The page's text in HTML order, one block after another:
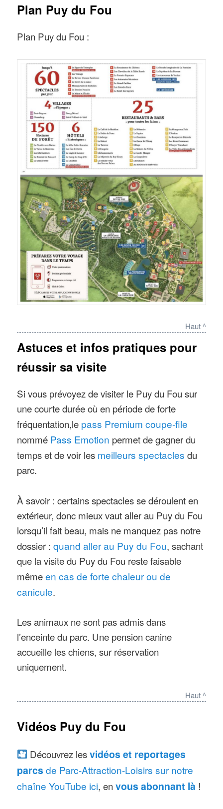
Plan Puy du Fou
Plan Puy du Fou :
Haut ^
Astuces et infos pratiques pour
réussir sa visite
Si vous prévoyez de visiter le Puy du Fou sur
une courte durée où en période de forte
fréquentation,le pass Premium coupe-file
nommé Pass Emotion permet de gagner du
temps et de voir les meilleurs spectacles du
parc.
À savoir : certains spectacles se déroulent en
extérieur, donc mieux vaut aller au Puy du Fou
lorsqu’il fait beau, mais ne manquez pas notre
dossier :quand aller au Puy du Fou, sachant
que la visite du Puy du Fou reste faisable
mêmeen cas de forte chaleur ou de
canicule.
Les animaux ne sont pas admis dans
l’enceinte du parc. Une pension canine
accueille les chiens, sur réservation
uniquement.
Haut ^
Vidéos Puy du Fou
Découvrez lesvidéos et reportages
parcs de Parc-Attraction-Loisirs sur notre
chaîne YouTube ici, envous abonnant là !